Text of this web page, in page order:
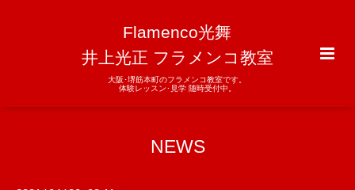
Flamenco光舞
井上光正 フラメンコ教室
大阪･堺筋本町のフラメンコ教室です。
体験レッスン･見学 随時受付中。
NEWS